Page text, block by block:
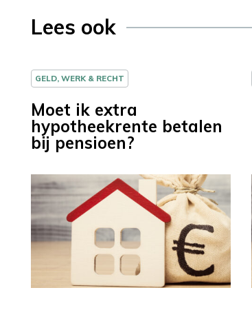
Lees ook
GELD, WERK & RECHT
Moet ik extra
hypotheekrente betalen
bij pensioen?